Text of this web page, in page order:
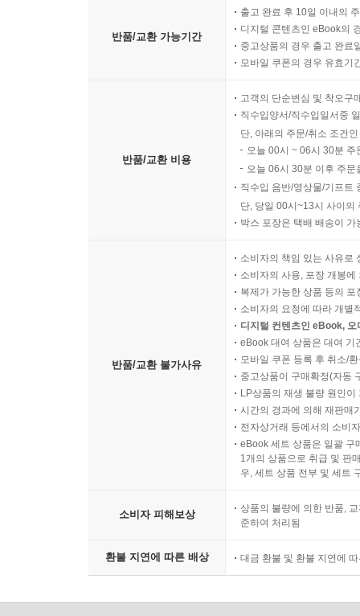
반품/교환 가능기간
출고 완료 후 10일 이내의
디지털 콘텐츠인 eBook의
중고상품의 경우 출고 완료
모바일 쿠폰의 경우 유효기
반품/교환 비용
고객의 단순변심 및 착오구
직수입양서/직수입일서중
단, 아래의 주문/취소 조건
오늘 00시 ~ 06시 30분
오늘 06시 30분 이후 주
직수입 음반/영상물/기프트
단, 당일 00시~13시 사이의
박스 포장은 택배 배송이
반품/교환 불가사유
소비자의 책임 있는 사유로
소비자의 사용, 포장 개봉
복제가 가능한 상품 등의
소비자의 요청에 따라 개별
디지털 컨텐츠인 eBook,
eBook 대여 상품은 대여 기
모바일 쿠폰 등록 후 취소/
중고상품이 구매확정(자동
LP상품의 재생 불량 원인
시간의 경과에 의해 재판매
전자상거래 등에서의 소비
eBook 세트 상품은 일괄 구
1개의 상품으로 취급 및 판
우, 세트 상품 전부 및 세트
소비자 피해보상
상품의 불량에 의한 반품,
준하여 처리됨
환불 지연에 따른 배상 대금 환불 및 환불 지연에